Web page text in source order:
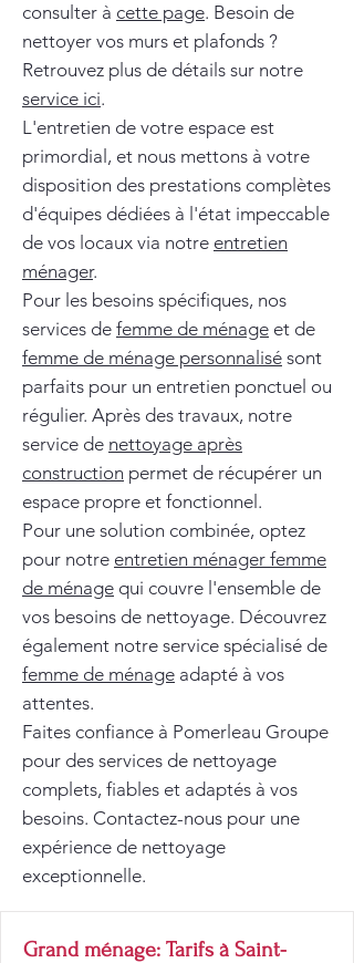
consulter à cette page. Besoin de
nettoyer vos murs et plafonds ?
Retrouvez plus de détails sur notre
service ici.
L'entretien de votre espace est
primordial, et nous mettons à votre
disposition des prestations complètes
d'équipes dédiées à l'état impeccable
de vos locaux via notre entretien
ménager.
Pour les besoins spécifiques, nos
services de femme de ménage et de
femme de ménage personnalisé sont
parfaits pour un entretien ponctuel ou
régulier. Après des travaux, notre
service de nettoyage après
construction permet de récupérer un
espace propre et fonctionnel.
Pour une solution combinée, optez
pour notre entretien ménager femme
de ménage qui couvre l'ensemble de
vos besoins de nettoyage. Découvrez
également notre service spécialisé de
femme de ménage adapté à vos
attentes.
Faites confiance à Pomerleau Groupe
pour des services de nettoyage
complets, fiables et adaptés à vos
besoins. Contactez-nous pour une
expérience de nettoyage
exceptionnelle.
Grand ménage: Tarifs à Saint-